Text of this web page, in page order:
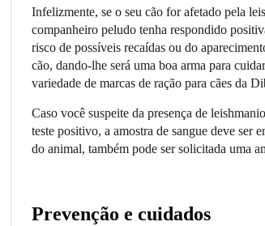
Infelizmente, se o seu cão for afetado pela
companheiro peludo tenha respondido
risco de possíveis recaídas ou do
cão, dando-lhe será uma boa arma para
variedade de marcas de ração para cães da
Caso você suspeite da presença de
teste positivo, a amostra de sangue deve ser
do animal, também pode ser solicitada uma
Prevenção e cuidados